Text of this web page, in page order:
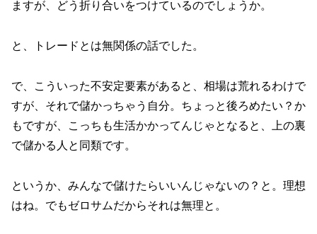
ますが、どう折り合いをつけているのでしょうか。
と、トレードとは無関係の話でした。
で、こういった不安定要素があると、相場は荒れるわけで
すが、それで儲かっちゃう自分。ちょっと後ろめたい？か
もですが、こっちも生活かかってんじゃとなると、上の裏
で儲かる人と同類です。
というか、みんなで儲けたらいいんじゃないの？と。理想
はね。でもゼロサムだからそれは無理と。